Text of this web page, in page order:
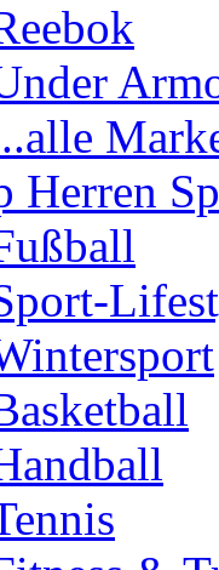
Herren